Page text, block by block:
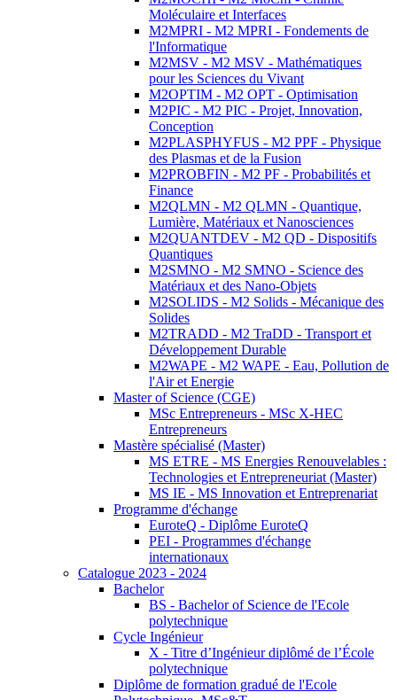
Moléculaire et Interfaces
M2MPRI - M2 MPRI - Fondements de
l'Informatique
M2MSV - M2 MSV - Mathématiques
pour les Sciences du Vivant
M2OPTIM - M2 OPT - Optimisation
M2PIC - M2 PIC - Projet, Innovation,
Conception
M2PLASPHYFUS - M2 PPF - Physique
des Plasmas et de la Fusion
M2PROBFIN - M2 PF - Probabilités et
Finance
M2QLMN - M2 QLMN - Quantique,
Lumière, Matériaux et Nanosciences
M2QUANTDEV - M2 QD - Dispositifs
Quantiques
M2SMNO - M2 SMNO - Science des
Matériaux et des Nano-Objets
M2SOLIDS - M2 Solids - Mécanique des
Solides
M2TRADD - M2 TraDD - Transport et
Développement Durable
M2WAPE - M2 WAPE - Eau, Pollution de
l'Air et Energie
Master of Science (CGE)
MSc Entrepreneurs - MSc X-HEC
Entrepreneurs
Mastère spécialisé (Master)
MS ETRE - MS Energies Renouvelables :
Technologies et Entrepreneuriat (Master)
MS IE - MS Innovation et Entreprenariat
Programme d'échange
EuroteQ - Diplôme EuroteQ
PEI - Programmes d'échange
internationaux
Catalogue 2023 - 2024
Bachelor
BS - Bachelor of Science de l'Ecole
polytechnique
Cycle Ingénieur
X - Titre d’Ingénieur diplômé de l’École
polytechnique
Diplôme de formation gradué de l'Ecole